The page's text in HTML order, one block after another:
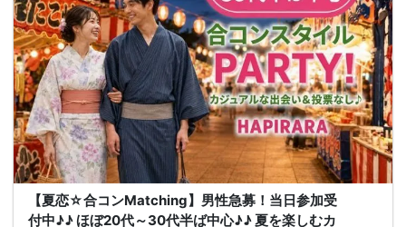
【夏恋☆合コンMatching】男性急募！当日参加受
付中♪♪ ほぼ20代～30代半ば中心♪♪ 夏を楽しむカ